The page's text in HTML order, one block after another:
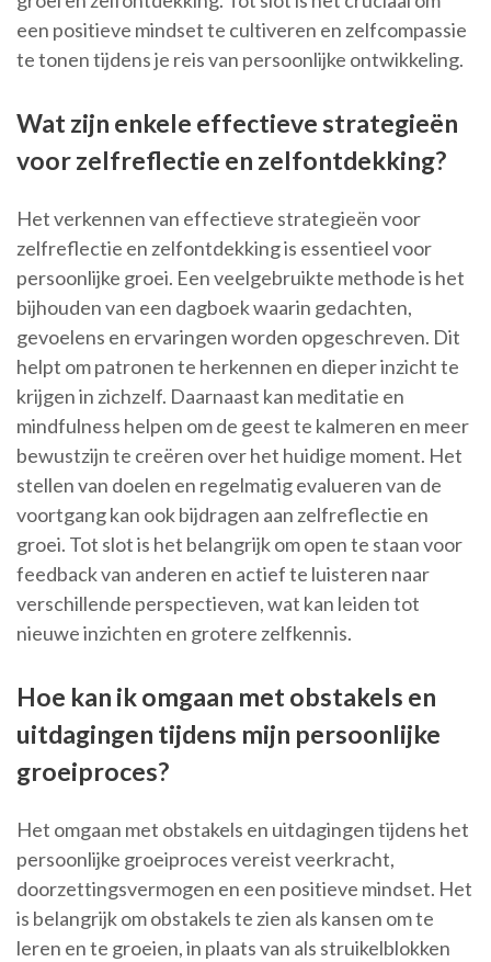
een positieve mindset te cultiveren en zelfcompassie
te tonen tijdens je reis van persoonlijke ontwikkeling.
Wat zijn enkele effectieve strategieën
voor zelfreflectie en zelfontdekking?
Het verkennen van effectieve strategieën voor
zelfreflectie en zelfontdekking is essentieel voor
persoonlijke groei. Een veelgebruikte methode is het
bijhouden van een dagboek waarin gedachten,
gevoelens en ervaringen worden opgeschreven. Dit
helpt om patronen te herkennen en dieper inzicht te
krijgen in zichzelf. Daarnaast kan meditatie en
mindfulness helpen om de geest te kalmeren en meer
bewustzijn te creëren over het huidige moment. Het
stellen van doelen en regelmatig evalueren van de
voortgang kan ook bijdragen aan zelfreflectie en
groei. Tot slot is het belangrijk om open te staan voor
feedback van anderen en actief te luisteren naar
verschillende perspectieven, wat kan leiden tot
nieuwe inzichten en grotere zelfkennis.
Hoe kan ik omgaan met obstakels en
uitdagingen tijdens mijn persoonlijke
groeiproces?
Het omgaan met obstakels en uitdagingen tijdens het
persoonlijke groeiproces vereist veerkracht,
doorzettingsvermogen en een positieve mindset. Het
is belangrijk om obstakels te zien als kansen om te
leren en te groeien, in plaats van als struikelblokken